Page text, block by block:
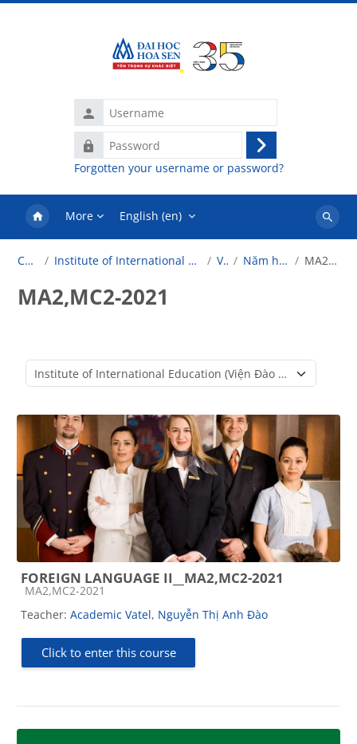
Username
Password
Log
in
Forgotten your username or password?
More English ‎(en)‎
Search
Courses Institute of International Education (Viện Đào Tạo Quốc Tế) VATEL Năm học 2022-2023 MA2,MC2-2021
MA2,MC2-2021
Course categories
FOREIGN LANGUAGE II__MA2,MC2-2021
Course category
MA2,MC2-2021
Teacher: Academic Vatel, Nguyễn Thị Anh Đào
Click to enter this course